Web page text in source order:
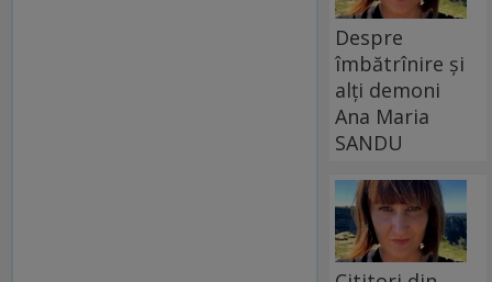
Despre
îmbătrînire și
alți demoni
Ana Maria
SANDU